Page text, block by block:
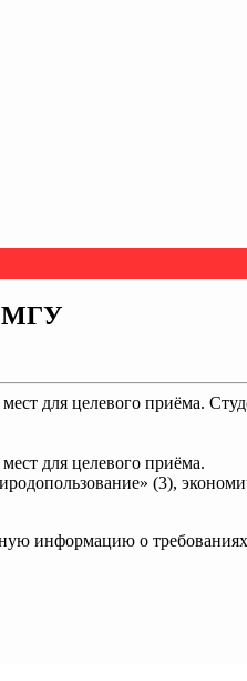
МГУ
для целевого приёма.
для целевого приёма.
(3),
информацию о